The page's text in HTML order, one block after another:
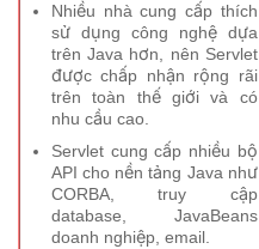
Nhiều nhà cung cấp thích
sử dụng công nghệ dựa
trên Java hơn, nên Servlet
được chấp nhận rộng rãi
trên toàn thế giới và có
nhu cầu cao.
Servlet cung cấp nhiều bộ
API cho nền tảng Java như
CORBA, truy cập
database, JavaBeans
doanh nghiệp, email.